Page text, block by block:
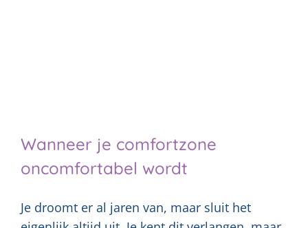
Wanneer je comfortzone
oncomfortabel wordt
Je droomt er al jaren van, maar sluit het